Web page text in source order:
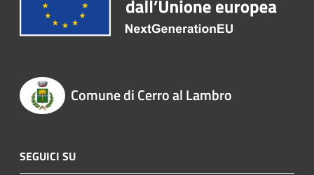
Comune di Cerro al Lambro
SEGUICI SU